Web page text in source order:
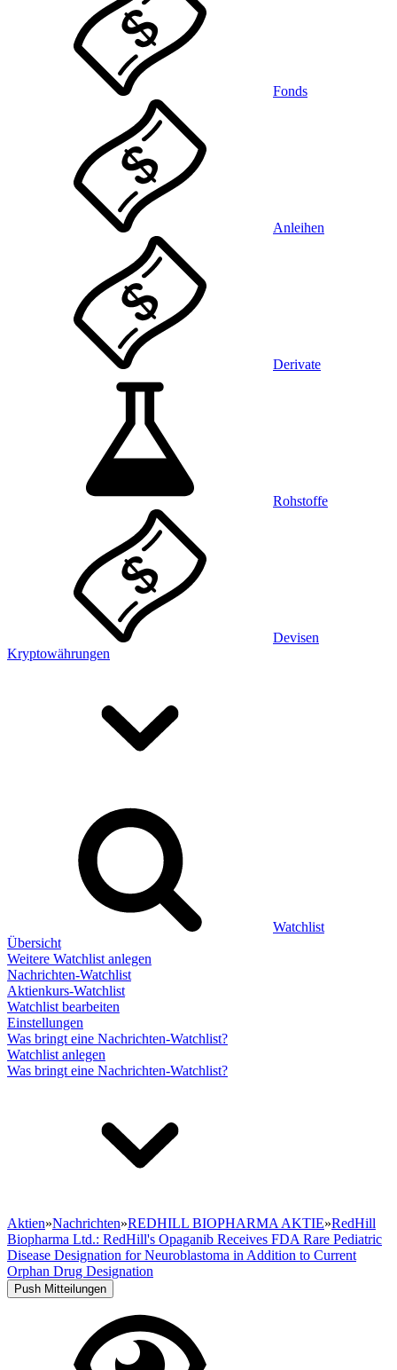
Fonds
Anleihen
Derivate
Rohstoffe
Devisen
Kryptowährungen
Watchlist
Übersicht
Weitere Watchlist anlegen
Nachrichten-Watchlist
Aktienkurs-Watchlist
Watchlist bearbeiten
Einstellungen
Was bringt eine Nachrichten-Watchlist?
Watchlist anlegen
Was bringt eine Nachrichten-Watchlist?
Aktien»Nachrichten»REDHILL BIOPHARMA AKTIE»RedHill
Biopharma Ltd.: RedHill's Opaganib Receives FDA Rare Pediatric
Disease Designation for Neuroblastoma in Addition to Current
Orphan Drug Designation
Push Mitteilungen